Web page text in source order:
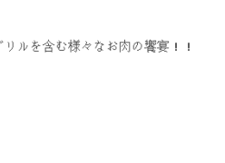
ルを含む様々なお肉の饗宴！！